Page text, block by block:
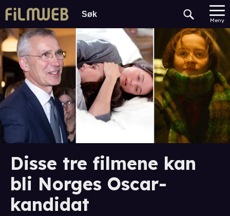
Meny
Disse tre filmene kan
bli Norges Oscar-
kandidat